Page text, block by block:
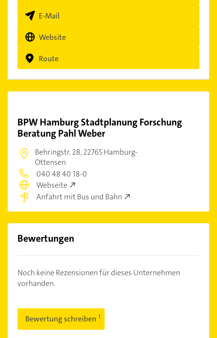
E-Mail
Website
Route
BPW Hamburg Stadtplanung Forschung
Beratung Pahl Weber
Behringstr. 28,22765 Hamburg-
Ottensen
040 48 40 18-0
Webseite
Anfahrt mit Bus und Bahn
Bewertungen
Noch keine Rezensionen für dieses Unternehmen
vorhanden.
Bewertung schreiben